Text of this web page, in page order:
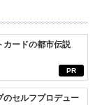
PR
ードの都市伝説
セルフプロデュー